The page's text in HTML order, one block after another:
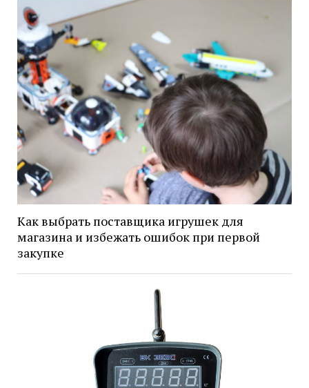
Как выбрать поставщика игрушек для
магазина и избежать ошибок при первой
закупке